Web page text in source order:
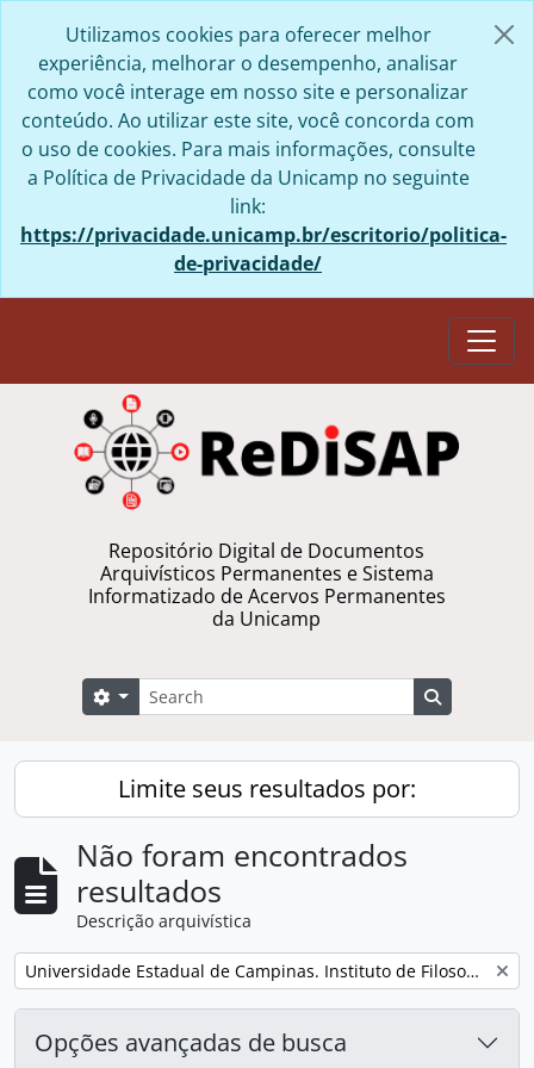
Utilizamos cookies para oferecer melhor
experiência, melhorar o desempenho, analisar
como você interage em nosso site e personalizar
conteúdo. Ao utilizar este site, você concorda com
o uso de cookies. Para mais informações, consulte
a Política de Privacidade da Unicamp no seguinte
link:
https://privacidade.unicamp.br/escritorio/politica-
de-privacidade/
Repositório Digital de Documentos
Arquivísticos Permanentes e Sistema
Informatizado de Acervos Permanentes
da Unicamp
Buscar
Opções de busca
Limite seus resultados por:
Não foram encontrados
resultados
Descrição arquivística
Remover filtro: Universidade Estadual de Campinas. Instituto de Filosofia e Ciências Humanas
Opções avançadas de busca